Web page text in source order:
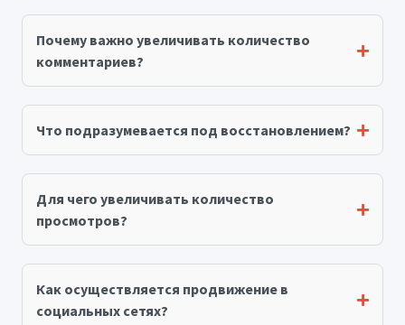
Почему важно увеличивать количество
комментариев?
Что подразумевается под восстановлением?
Для чего увеличивать количество
просмотров?
Как осуществляется продвижение в
социальных сетях?